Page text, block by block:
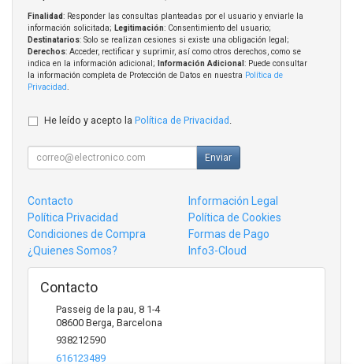
Finalidad: Responder las consultas planteadas por el usuario y enviarle la
información solicitada; Legitimación: Consentimiento del usuario;
Destinatarios: Solo se realizan cesiones si existe una obligación legal;
Derechos: Acceder, rectificar y suprimir, así como otros derechos, como se
indica en la información adicional;
Información Adicional : Puede consultar
la información completa de Protección de Datos en nuestra Política de
Privacidad
He leído y acepto la Política de Privacidad
Enviar
Contacto
Información Legal
Política Privacidad
Política de Cookies
Condiciones de Compra
Formas de Pago
¿Quienes Somos?
Info3-Cloud
Contacto
Passeig de la pau, 8 1-4
08600 Berga Barcelona
938212590
616123489